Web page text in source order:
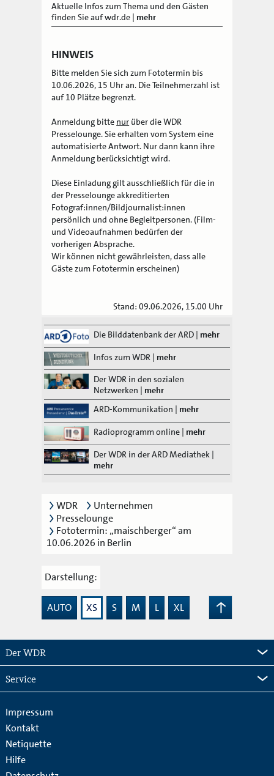
Aktuelle Infos zum Thema und den Gästen
finden Sie auf wdr.de | mehr
HINWEIS
Bitte melden Sie sich zum Fototermin bis
10.06.2026, 15 Uhr an. Die Teilnehmerzahl ist
auf 10 Plätze begrenzt.
Anmeldung bitte nur über die WDR
Presselounge. Sie erhalten vom System eine
automatisierte Antwort. Nur dann kann ihre
Anmeldung berücksichtigt wird.
Diese Einladung gilt ausschließlich für die in
der Presselounge akkreditierten
Fotograf:innen/Bildjournalist:innen
persönlich und ohne Begleitpersonen. (Film-
und Videoaufnahmen bedürfen der
vorherigen Absprache.
Wir können nicht gewährleisten, dass alle
Gäste zum Fototermin erscheinen)
Stand: 09.06.2026, 15.00 Uhr
Die Bilddatenbank der ARD | mehr
Infos zum WDR | mehr
Der WDR in den sozialen
Netzwerken | mehr
ARD-Kommunikation | mehr
Radioprogramm online | mehr
Der WDR in der ARD Mediathek |
mehr
WDR
Unternehmen
Presselounge
Fototermin: „maischberger“ am
10.06.2026 in Berlin
Darstellung:
AUTO XS S M L
XL
Zum
Der WDR
Service
Impressum
Kontakt
Netiquette
Hilfe